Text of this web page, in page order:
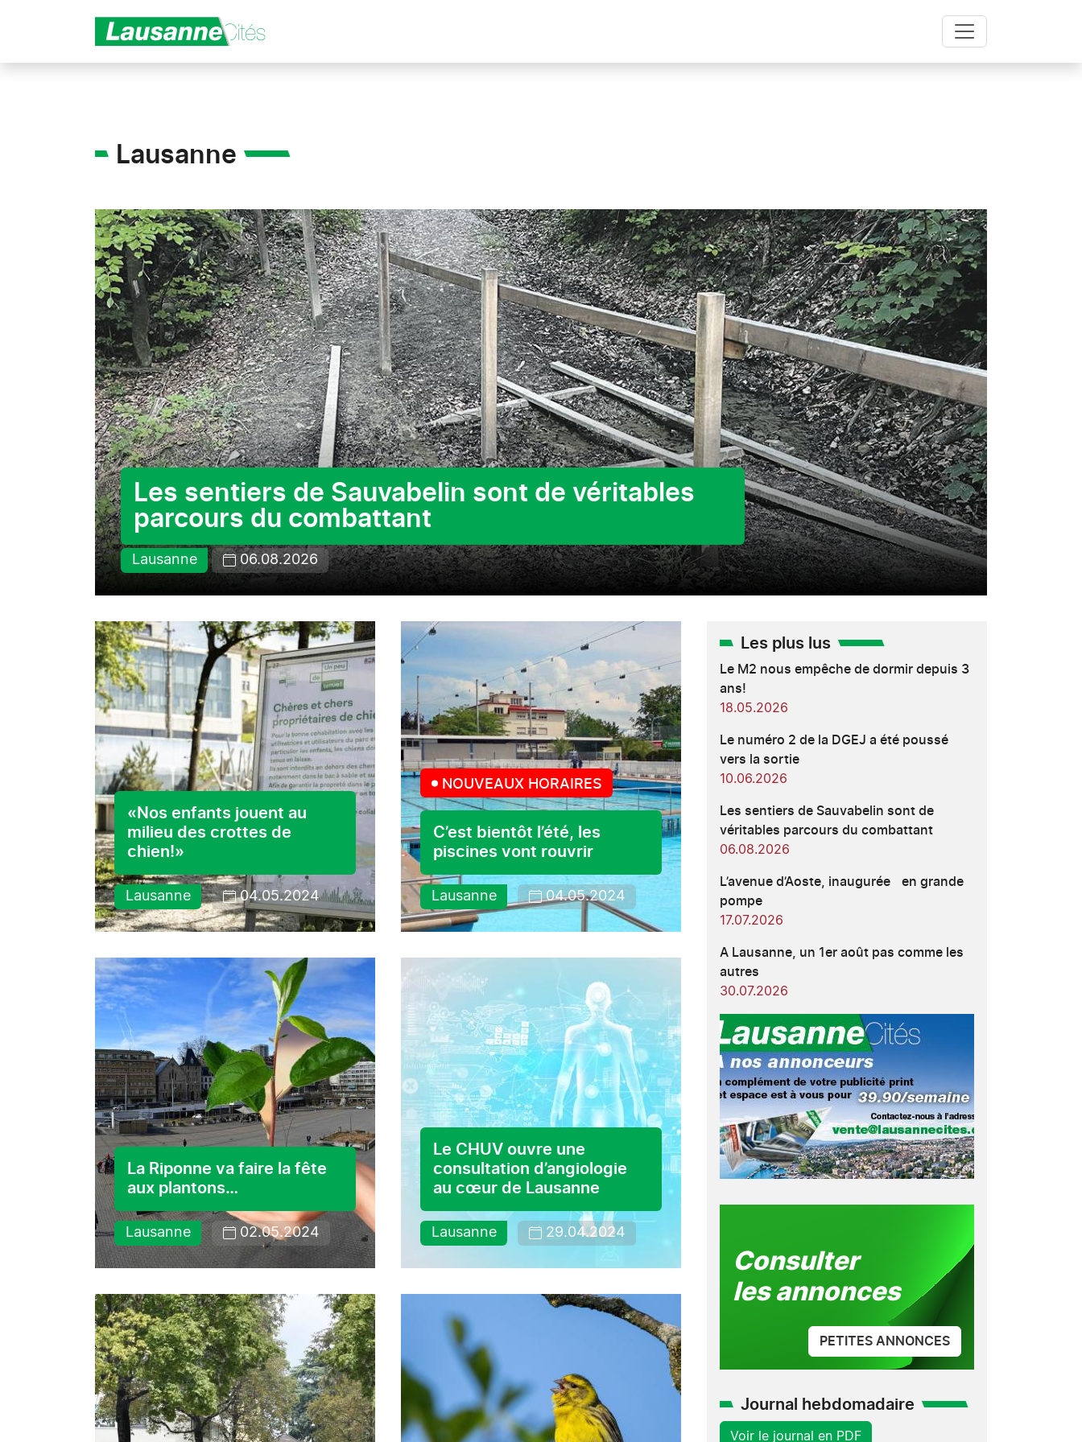
Lausanne
Les sentiers de Sauvabelin sont de véritables
parcours du combattant
Lausanne 06.08.2026
«Nos enfants jouent au
milieu des crottes de
chien!»
Lausanne 04.05.2024
NOUVEAUX HORAIRES
C’est bientôt l’été, les
piscines vont rouvrir
Lausanne 04.05.2024
La Riponne va faire la fête
aux plantons…
Lausanne 02.05.2024
Le CHUV ouvre une
consultation d’angiologie
au cœur de Lausanne
Lausanne 29.04.2024
Les plus lus
Le M2 nous empêche de dormir depuis 3
ans!
18.05.2026
Le numéro 2 de la DGEJ a été poussé
vers la sortie
10.06.2026
Les sentiers de Sauvabelin sont de
véritables parcours du combattant
06.08.2026
L’avenue d’Aoste, inaugurée en grande
pompe
17.07.2026
A Lausanne, un 1er août pas comme les
autres
30.07.2026
Consulter
les annonces
PETITES ANNONCES
Journal hebdomadaire
Voir le journal en PDF